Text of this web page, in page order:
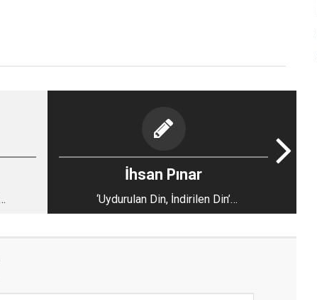
İhsan Pınar
‘Uydurulan Din, İndirilen Din’
Uydurukçularına Reddiye – 20